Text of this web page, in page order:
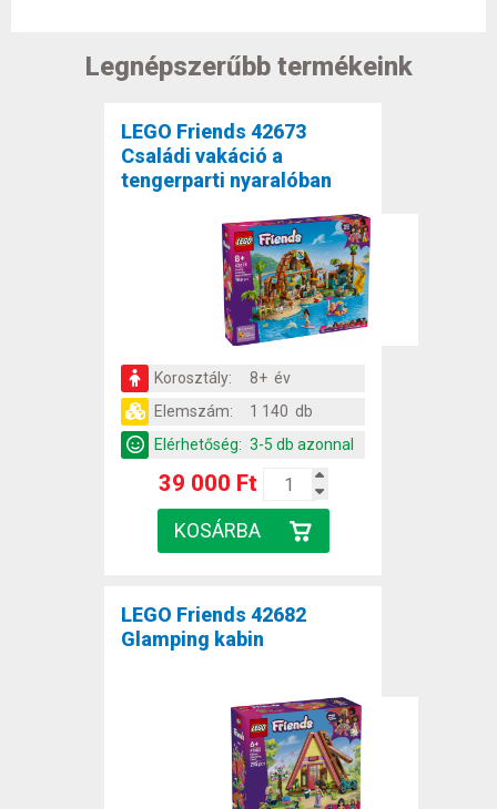
Legnépszerűbb termékeink
LEGO Friends 42673
Családi vakáció a
tengerparti nyaralóban
Korosztály:
8+ év
Elemszám:
1 140 db
Elérhetőség: 3-5 db azonnal
39 000 Ft
LEGO Friends 42682
Glamping kabin